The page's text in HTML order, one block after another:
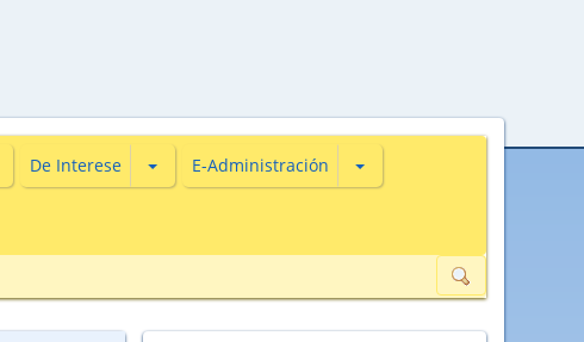
de Actualidade
De Interese Subsecciones de De Interese
E-Administración Subsecciones de E-
de datos de carácter persoal